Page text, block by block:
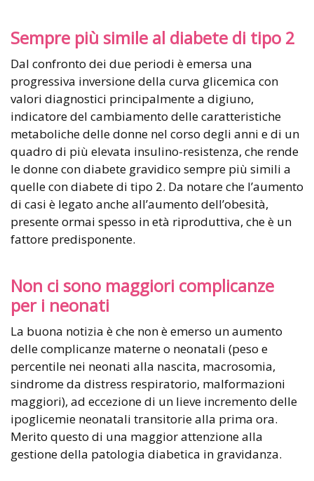
Sempre più simile al diabete di tipo 2
Dal confronto dei due periodi è emersa una
progressiva inversione della curva glicemica con
valori diagnostici principalmente a digiuno,
indicatore del cambiamento delle caratteristiche
metaboliche delle donne nel corso degli anni e di un
quadro di più elevata insulino-resistenza, che rende
le donne con diabete gravidico sempre più simili a
quelle con diabete di tipo 2. Da notare che l’aumento
di casi è legato anche all’aumento dell’obesità,
presente ormai spesso in età riproduttiva, che è un
fattore predisponente.
Non ci sono maggiori complicanze
per i neonati
La buona notizia è che non è emerso un aumento
delle complicanze materne o neonatali (peso e
percentile nei neonati alla nascita, macrosomia,
sindrome da distress respiratorio, malformazioni
maggiori), ad eccezione di un lieve incremento delle
ipoglicemie neonatali transitorie alla prima ora.
Merito questo di una maggior attenzione alla
gestione della patologia diabetica in gravidanza.